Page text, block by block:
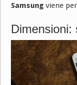
Samsung viene
Dimensioni: